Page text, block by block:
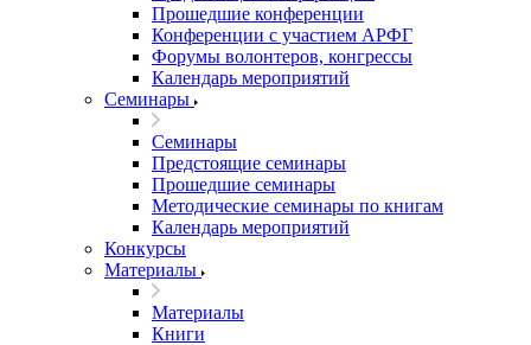
Прошедшие конференции
Конференции с участием АРФГ
Форумы волонтеров, конгрессы
Календарь мероприятий
Семинары
Семинары
Предстоящие семинары
Прошедшие семинары
Методические семинары по книгам
Календарь мероприятий
Конкурсы
Материалы
Материалы
Книги